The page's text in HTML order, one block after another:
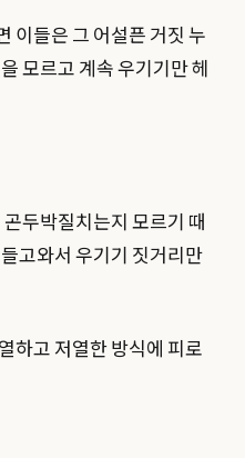
이들은 그 어설픈 거짓 누
모르고 계속 우기기만 헤
두박질치는지 모르기 때
고와서 우기기 짓거리만
하고 저열한 방식에 피로